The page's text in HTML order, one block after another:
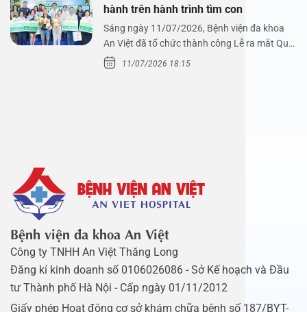
hành trên hành trình tìm con
Sáng ngày 11/07/2026, Bệnh viện đa khoa
An Việt đã tổ chức thành công Lễ ra mắt Quỹ
Mầm Xanh…
11/07/2026 18:15
Bệnh viện đa khoa An Việt
Công ty TNHH An Việt Thăng Long
Đăng kí kinh doanh số 0106026086 - Sở Kế hoạch và Đầu
tư Thành phố Hà Nội - Cấp ngày 01/11/2012
Giấy phép Hoạt động cơ sở khám chữa bệnh số 187/BYT-